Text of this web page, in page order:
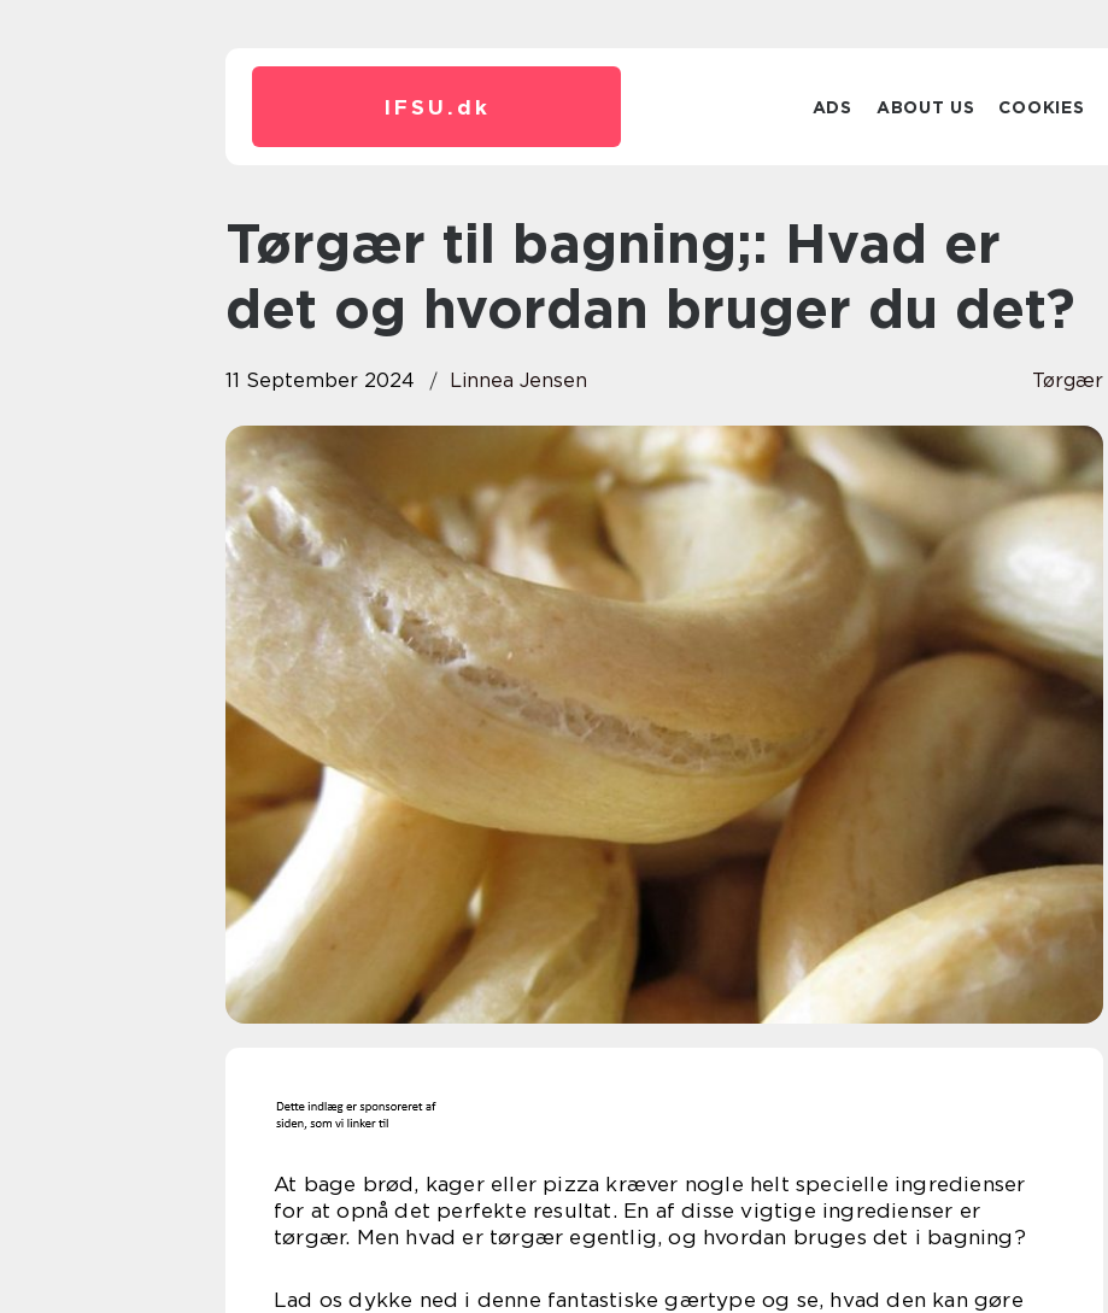
IFSU. dk ADS ABOUT US COOKIES
Tørgær til bagning;: Hvad er
det og hvordan bruger du det?
11 September 2024 Linnea Jensen Tørgær
At bage brød, kager eller pizza kræver nogle helt specielle ingredienser
for at opnå det perfekte resultat. En af disse vigtige ingredienser er
tørgær. Men hvad er tørgær egentlig, og hvordan bruges det i bagning?
Lad os dykke ned i denne fantastiske gærtype og se, hvad den kan gøre